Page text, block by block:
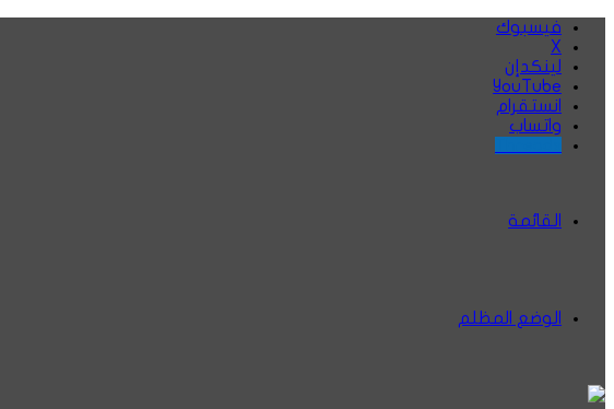
فيسبوك
‫X
لينكدإن
‫YouTube
انستقرام
واتساب
القائمة
الوضع المظلم